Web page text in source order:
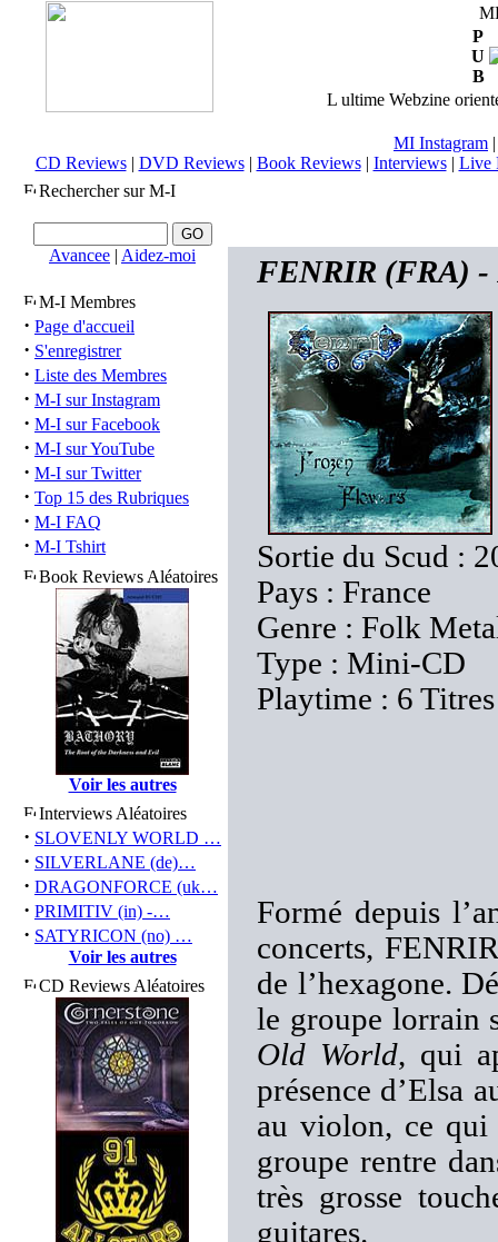
P
U
B
L ultime Webzine
MI Instagram
CD Reviews| DVD Reviews| Book Reviews| Interviews| Live
Rechercher sur M-I
Avancee | Aidez-moi
M-I Membres
· Page d'accueil
· S'enregistrer
· Liste des Membres
· M-I sur Instagram
· M-I sur Facebook
· M-I sur YouTube
· M-I sur Twitter
· Top 15 des Rubriques
· M-I FAQ
· M-I Tshirt
Book Reviews Aléatoires
Voir les autres
Interviews Aléatoires
· SLOVENLY WORLD …
· SILVERLANE (de)…
· DRAGONFORCE (uk…
· PRIMITIV (in) -…
· SATYRICON (no) …
Voir les autres
CD Reviews Aléatoires
FENRIR (FRA) -
Sortie du Scud :
Pays : France
Genre : Folk
Type : Mini-CD
Playtime : 6
Formé depuis
concerts,
de l’hexagone.
le groupe lorrain
Old World, qui
présence d’Elsa
au violon, ce
groupe rentre
très grosse
guitares.